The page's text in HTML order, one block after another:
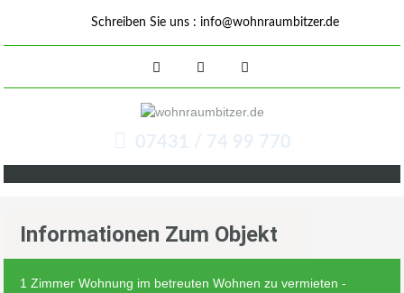
Schreiben Sie uns : info@wohnraumbitzer.de
07431 / 74 99 770
Informationen Zum Objekt
1 Zimmer Wohnung im betreuten Wohnen zu vermieten -